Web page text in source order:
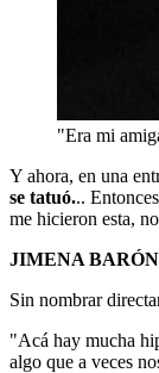
"Era mi
Y ahora, en una
se tatuó...
me hicieron esta,
JIMENA
Sin nombrar
"Acá hay mucha
algo que a veces